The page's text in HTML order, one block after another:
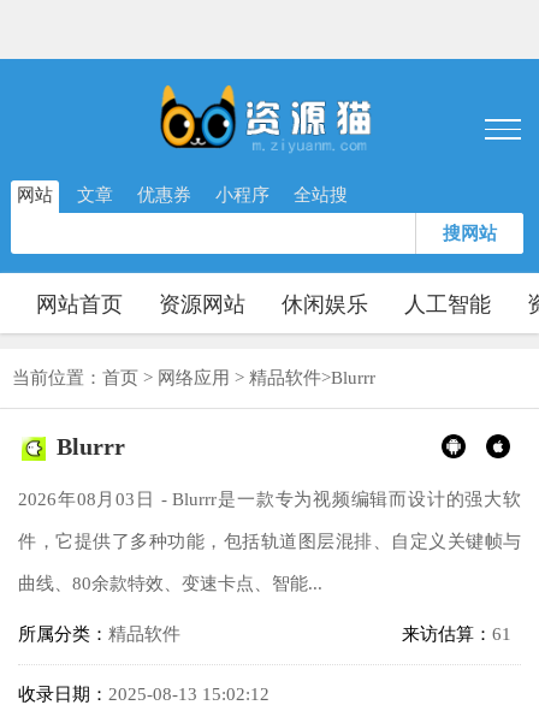
网站 文章 优惠券 小程序 全站搜
搜网站
网站首页 资源网站 休闲娱乐 人工智能
当前位置： 首页 > 网络应用 > 精品软件>Blurrr
Blurrr
2026年08月03日 - Blurrr是一款专为视频编辑而设计的强大软
件，它提供了多种功能，包括轨道图层混排、自定义关键帧与
曲线、80余款特效、变速卡点、智能...
所属分类： 精品软件 来访估算： 61
收录日期： 2025-08-13 15:02:12